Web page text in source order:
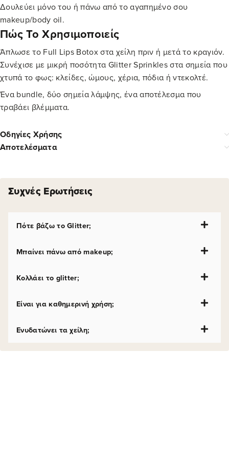
Δουλεύει μόνο του ή πάνω από το αγαπημένο σου
makeup/body oil.
Πώς Το Χρησιμοποιείς
Άπλωσε το Full Lips Botox στα χείλη πριν ή μετά το κραγιόν.
Συνέχισε με μικρή ποσότητα Glitter Sprinkles στα σημεία που
χτυπά το φως: κλείδες, ώμους, χέρια, πόδια ή ντεκολτέ.
Ένα bundle, δύο σημεία λάμψης, ένα αποτέλεσμα που
τραβάει βλέμματα.
Οδηγίες Χρήσης
Αποτελέσματα
Συχνές Ερωτήσεις
Πότε βάζω το Glitter;
Μπαίνει πάνω από makeup;
Κολλάει το glitter;
Είναι για καθημερινή χρήση;
Ενυδατώνει τα χείλη;